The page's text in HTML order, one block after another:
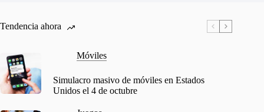
Tendencia ahora
Móviles
Simulacro masivo de móviles en Estados
Unidos el 4 de octubre